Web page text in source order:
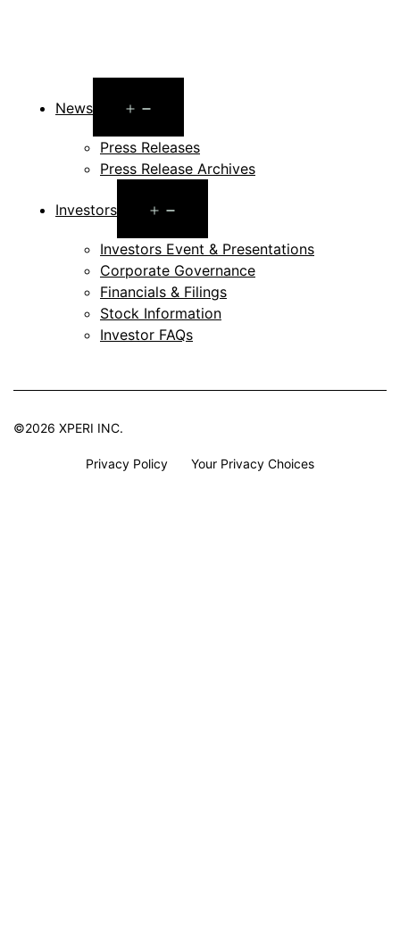
News
menu
Press Releases
Press Release Archives
Investors
menu
Investors Event & Presentations
Corporate Governance
Financials & Filings
Stock Information
Investor FAQs
©2026 XPERI INC.
Privacy Policy Your Privacy Choices